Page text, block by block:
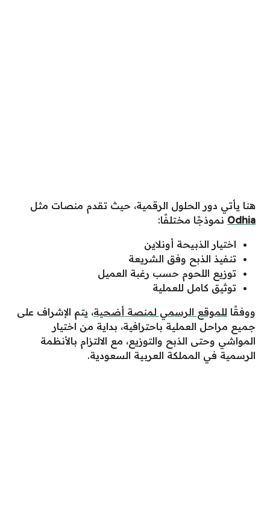
هنا يأتي دور الحلول الرقمية، حيث تقدم منصات مثل
Odhia نموذجًا مختلفًا:
اختيار الذبيحة أونلاين
تنفيذ الذبح وفق الشريعة
توزيع اللحوم حسب رغبة العميل
توثيق كامل للعملية
ووفقًا للموقع الرسمي لمنصة أضحية، يتم الإشراف على
جميع مراحل العملية باحترافية، بداية من اختيار
المواشي وحتى الذبح والتوزيع، مع الالتزام بالأنظمة
الرسمية في المملكة العربية السعودية.